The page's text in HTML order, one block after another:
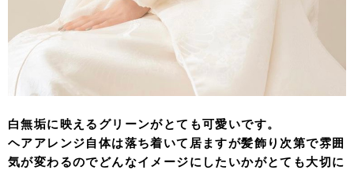
白無垢に映えるグリーンがとても可愛いです。
ヘアアレンジ自体は落ち着いて居ますが髪飾り次第で雰囲
気が変わるのでどんなイメージにしたいかがとても大切に